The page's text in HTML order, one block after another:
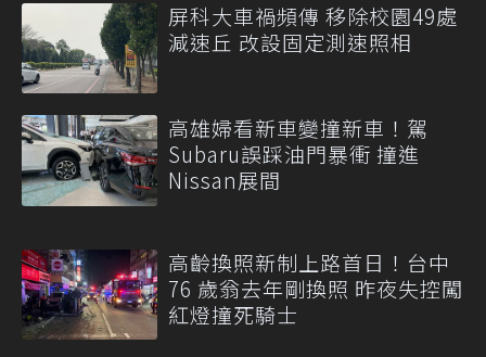
屏科大車禍頻傳 移除校園49處
減速丘 改設固定測速照相
高雄婦看新車變撞新車！駕
Subaru誤踩油門暴衝 撞進
Nissan展間
高齡換照新制上路首日！台中
76 歲翁去年剛換照 昨夜失控闖
紅燈撞死騎士